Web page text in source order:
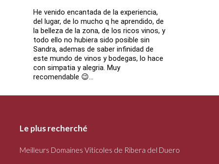
He venido encantada de la experiencia,
del lugar, de lo mucho q he aprendido, de
la belleza de la zona, de los ricos vinos, y
todo ello no hubiera sido posible sin
Sandra, ademas de saber infinidad de
este mundo de vinos y bodegas, lo hace
con simpatia y alegria. Muy
recomendable 😉…
Le plus recherché
Meilleurs Domaines Viticoles de Ribera del Duero